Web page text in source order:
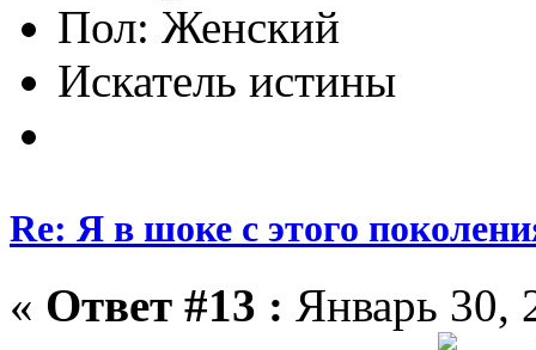
Пол:
Искатель истины
Re: Я в шоке с этого
« Ответ #13 : Январь 30,